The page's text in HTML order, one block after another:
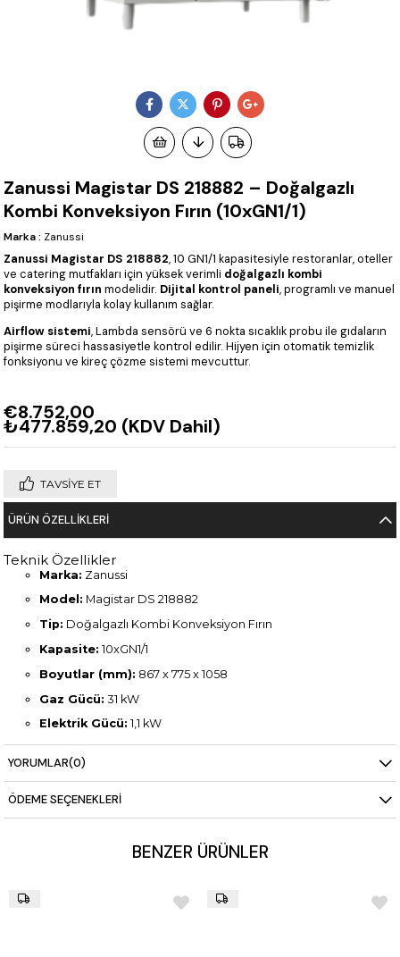
Zanussi Magistar DS 218882 – Doğalgazlı
Kombi Konveksiyon Fırın (10xGN1/1)
Marka : Zanussi
Zanussi Magistar DS 218882, 10 GN1/1 kapasitesiyle restoranlar, oteller
ve catering mutfakları için yüksek verimli doğalgazlı kombi
konveksiyon fırın modelidir. Dijital kontrol paneli, programlı ve manuel
pişirme modlarıyla kolay kullanım sağlar.
Airflow sistemi, Lambda sensörü ve 6 nokta sıcaklık probu ile gıdaların
pişirme süreci hassasiyetle kontrol edilir. Hijyen için otomatik temizlik
fonksiyonu ve kireç çözme sistemi mevcuttur.
€8.752,00
₺477.859,20 (KDV Dahil)
TAVSIYE ET
ÜRÜN ÖZELLIKLERI
Teknik Özellikler
Marka: Zanussi
Model: Magistar DS 218882
Tip: Doğalgazlı Kombi Konveksiyon Fırın
Kapasite: 10xGN1/1
Boyutlar (mm): 867 x 775 x 1058
Gaz Gücü: 31 kW
Elektrik Gücü: 1,1 kW
Ağırlık:156 kg
YORUMLAR(0)
ÖDEME SEÇENEKLERI
BENZER ÜRÜNLER